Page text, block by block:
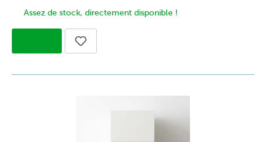
Assez de stock, directement disponible !